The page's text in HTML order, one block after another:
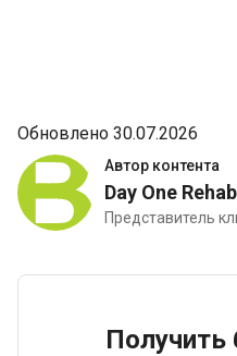
Автор контента
Day One
Представитель
Обновлено 30.07.2026
Получить